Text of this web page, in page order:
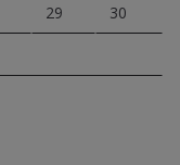
29 30